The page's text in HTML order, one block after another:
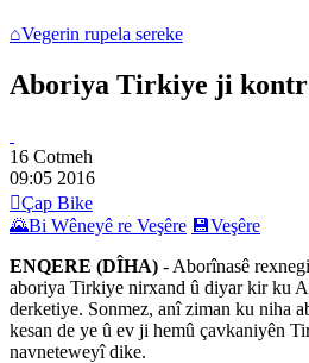
⌂Vegerin rupela sereke
Aboriya Tirkiye ji
16 Cotmeh
09:05 2016
Çap Bike
🌄Bi Wêneyê re Veşêre 💾Veşêre
ENQERE (DÎHA) - Aborînasê
aboriya Tirkiye nirxand û diyar kir ku
derketiye. Sonmez, anî ziman ku niha
kesan de ye û ev ji hemû çavkaniyên
navneteweyî dike.